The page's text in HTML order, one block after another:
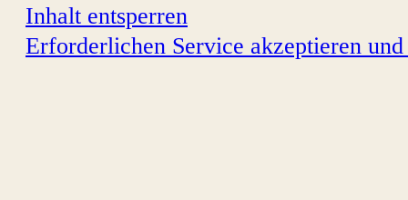
Inhalt entsperren
Erforderlichen Service akzeptieren